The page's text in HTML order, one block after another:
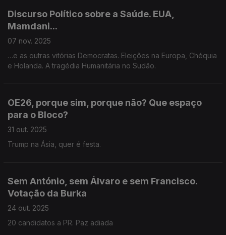
Discurso Político sobre a Saúde. EUA,
Mamdani...
07 nov. 2025
…e as outras vitórias Democratas. Eleições na Europa, Chéquia
e Holanda. A tragédia Humanitária no Sudão.
OE26, porque sim, porque não? Que espaço
para o Bloco?
31 out. 2025
Trump na Ásia, quer é festa.
Sem António, sem Álvaro e sem Francisco.
Votação da Burka
24 out. 2025
20 candidatos a PR. Paz adiada